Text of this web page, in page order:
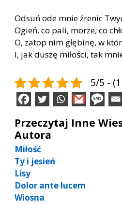
Odsuń ode mnie źrenic
Ogień, co pali, morze, co
O, zatop nim głębinę, w
I, jak duszę miłości, tak
5/5 -
Przeczytaj Inne
Autora
Miłość
Ty i jesień
Lisy
Dolor ante lucem
Wiosna